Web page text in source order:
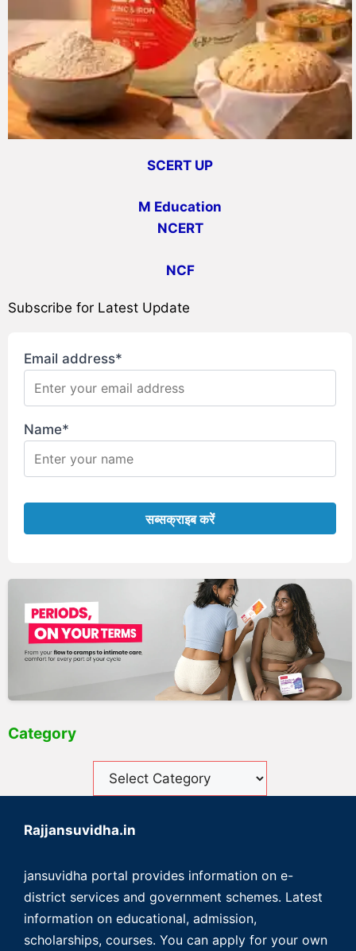
SCERT UP
M Education
NCERT
NCF
Subscribe for Latest Update
Email address*
Name*
Category
Rajjansuvidha.in
jansuvidha portal provides information on e-
district services and government schemes. Latest
information on educational, admission,
scholarships, courses. You can apply for your own